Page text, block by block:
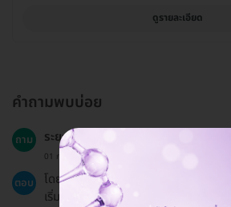
ดูรายละเอียด
คำถามพบบ่อย
ถาม ระยะเวลาการฟื้นตัวหลังการทำโบท็อก
01 ก.พ. 2023
ตอบ
โดยทั่วไปอาการบวมแดงจะหายไปภาย
เริ่มเห็นภายใน 2-4 สัปดาห์